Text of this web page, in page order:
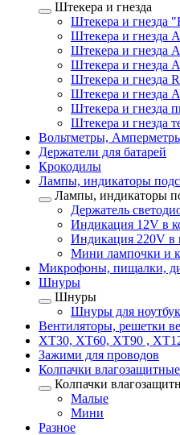
Штекера и гнезда
Штекера и гнезда
Штекера и гнезда
Штекера и гнезда
Штекера и гнезда
Штекера и гнезда
Штекера и гнезда
Штекера и гнезда
Штекера и гнезда
Вольтметры,
Держатели для батарей
Крокодилы
Лампы, индикаторы
Лампы, индикаторы
Держатель
Индикация 12V в
Индикация 220V в
Мини лампочки и
Микрофоны, пищалки,
Шнуры
Шнуры
Шнуры для
Вентиляторы, решетки
XT30, XT60, XT90 ,
Зажими для проводов
Колпачки влагозащитные
Колпачки
Малые
Мини
Разное